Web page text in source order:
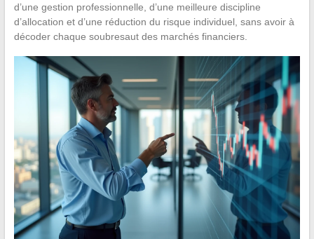
d’une gestion professionnelle, d’une meilleure discipline
d’allocation et d’une réduction du risque individuel, sans avoir à
décoder chaque soubresaut des marchés financiers.